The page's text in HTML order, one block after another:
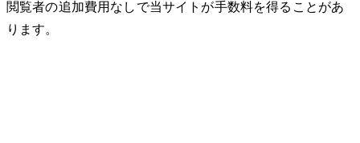
閲覧者の追加費用なしで当サイトが手数料を得ることがあ
ります。